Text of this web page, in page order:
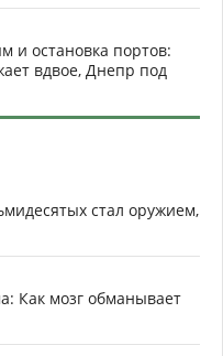
и остановка портов:
вдвое, Днепр под
стал оружием,
Как мозг обманывает